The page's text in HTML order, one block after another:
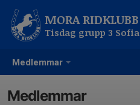
Medlemmar
MORA RIDKLUBB
Tisdag grupp 3 Sofia
Medlemmar